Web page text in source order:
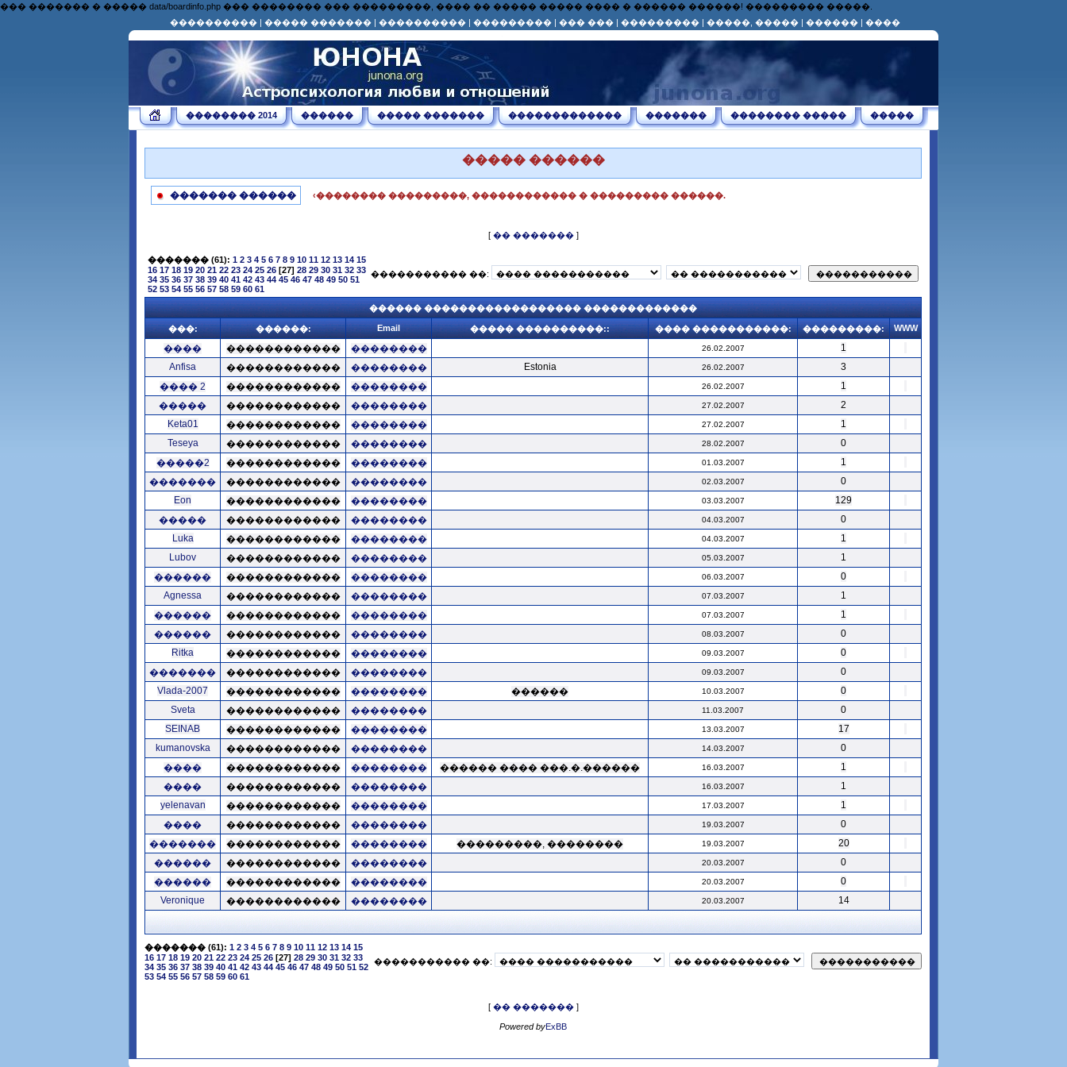
��� ������� � ����� data/boardinfo.php ��� �������� ��� ���������, ���� �� ����� ����� ���� � ������ ������! ��������� �����.
���������� | ����� ������� | ���������� | ��������� | ��� ��� | ��������� | �����, ����� | ������ | ����
�������� 2014 ������ ����� ������� ������������� ������� �������� ����� �����
����� ������
������� ������ ‹�������� ���������, ������������ � ��������� ������.
[ �� �������]
������� (61): 1 2 3 4 5 6 7 8 9 10 11 12 13 14 15
16 17 18 19 20 21 22 23 24 25 26 [27] 28 29 30 31 32 33
34 35 36 37 38 39 40 41 42 43 44 45 46 47 48 49 50 51
52 53 54 55 56 57 58 59 60 61
����������� ��:
������ ������������������ �������������
���: ������: Email ����� ����������:: ���� �����������: ���������: WWW
���� ������������ �������� 26.02.2007
1
Anfisa
������������ �������� Estonia 26.02.2007
3
���� 2
������������ �������� 26.02.2007
1
�����
������������ �������� 27.02.2007
2
Keta01
������������ �������� 27.02.2007
1
Teseya
������������ �������� 28.02.2007
0
�����2
������������ �������� 01.03.2007
1
�������
������������ �������� 02.03.2007
0
Eon
������������ �������� 03.03.2007
129
�����
������������ �������� 04.03.2007
0
Luka
������������ �������� 04.03.2007
1
Lubov
������������ �������� 05.03.2007
1
������
������������ �������� 06.03.2007
0
Agnessa
������������ �������� 07.03.2007
1
������
������������ �������� 07.03.2007
1
������
������������ �������� 08.03.2007
0
Ritka
������������ �������� 09.03.2007
0
�������
������������ �������� 09.03.2007
0
Vlada-2007
������������ �������� ������ 10.03.2007
0
Sveta
������������ �������� 11.03.2007
0
SEINAB
������������ �������� 13.03.2007
17
kumanovska
������������ �������� 14.03.2007
0
����
������������ �������� ������ ���� ���.�.������ 16.03.2007
1
����
������������ �������� 16.03.2007
1
yelenavan
������������ �������� 17.03.2007
1
����
������������ �������� 19.03.2007
0
�������
������������ �������� ���������, �������� 19.03.2007
20
������
������������ �������� 20.03.2007
0
������
������������ �������� 20.03.2007
0
Veronique
������������ �������� 20.03.2007 14
������� (61): 1 2 3 4 5 6 7 8 9 10 11 12 13 14 15
16 17 18 19 20 21 22 23 24 25 26 [27] 28 29 30 31 32 33
34 35 36 37 38 39 40 41 42 43 44 45 46 47 48 49 50 51 52
53 54 55 56 57 58 59 60 61
����������� ��:
[ �� �������]
Powered byExBB